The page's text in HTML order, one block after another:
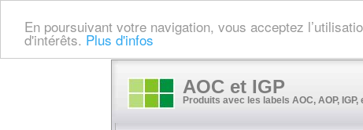
En poursuivant votre navigation, vous acceptez
d'intérêts. Plus d'infos
AOC et IGP
Produits avec les labels AOC, AOP, IGP,